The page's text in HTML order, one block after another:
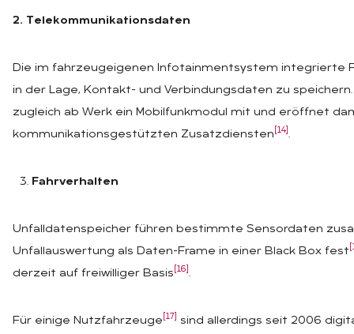
2. Telekommunikationsdaten
Die im fahrzeugeigenen Infotainmentsystem integrierte
in der Lage, Kontakt- und Verbindungsdaten zu
zugleich ab Werk ein Mobilfunkmodul mit und eröffnet
kommunikationsgestützten Zusatzdiensten [14] .
Fahrverhalten
Unfalldatenspeicher führen bestimmte Sensordaten
Unfallauswertung als Daten-Frame in einer Black Box fest
derzeit auf freiwilliger Basis [16] .
Für einige Nutzfahrzeuge [17]
sind allerdings seit 2006